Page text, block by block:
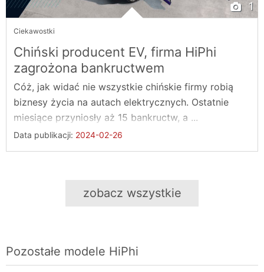
1
Ciekawostki
Chiński producent EV, firma HiPhi
zagrożona bankructwem
Cóż, jak widać nie wszystkie chińskie firmy robią
biznesy życia na autach elektrycznych. Ostatnie
miesiące przyniosły aż 15 bankructw, a ...
Data publikacji: 2024-02-26
zobacz wszystkie
Pozostałe modele HiPhi